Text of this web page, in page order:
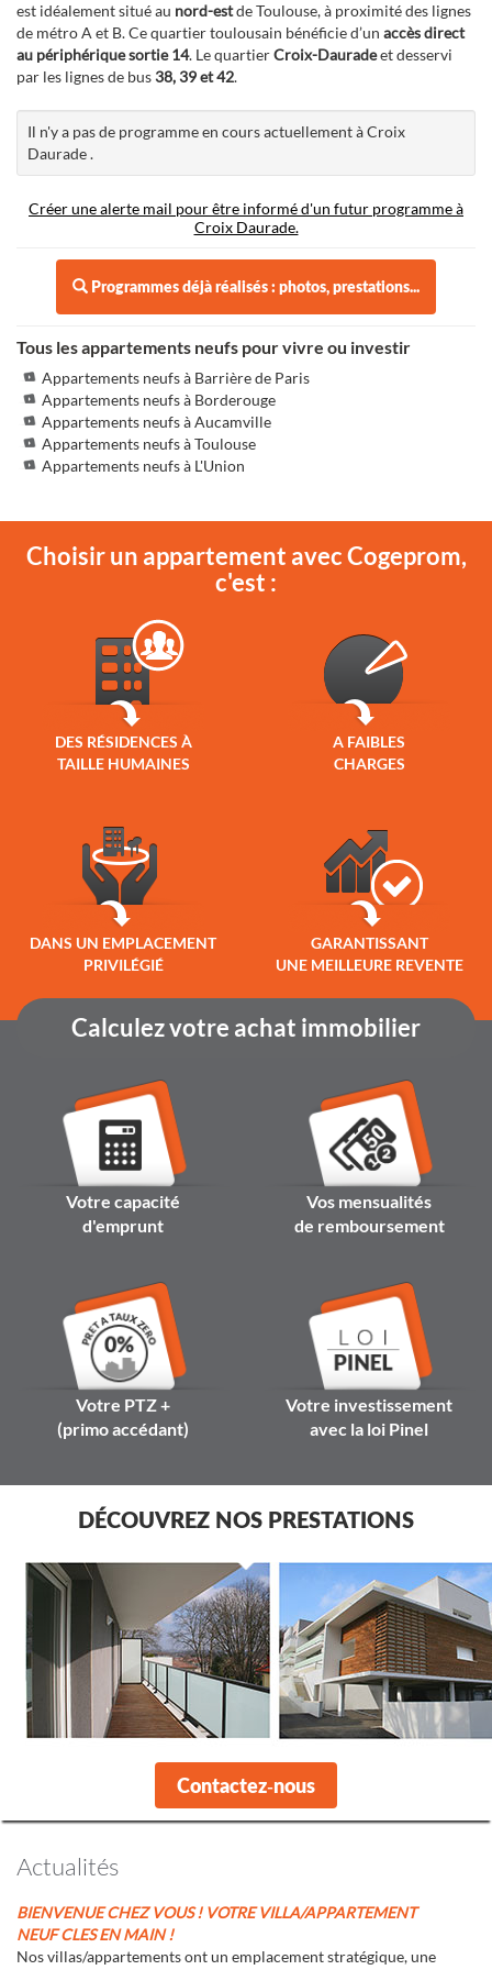
est idéalement situé au nord-estde Toulouse, à proximité des lignes
de métro A et B. Ce quartier toulousain bénéficie d’un accès direct
au périphérique sortie 14. Le quartierCroix-Dauradeet desservi
par les lignes de bus38, 39 et 42.
Il n'y a pas de programme en cours actuellement à Croix
Daurade .
Créer une alerte mail pour être informé d'un futur programme à
Croix Daurade.
Programmes déjà réalisés : photos, prestations...
Tous les appartements neufs pour vivre ou investir
Appartements neufs à Barrière de Paris
Appartements neufs à Borderouge
Appartements neufs à Aucamville
Appartements neufs à Toulouse
Appartements neufs à L'Union
Choisir un appartement avec Cogeprom,
c'est :
DES RÉSIDENCES À
TAILLE HUMAINES
A FAIBLES
CHARGES
DANS UN EMPLACEMENT
PRIVILÉGIÉ
GARANTISSANT
UNE MEILLEURE REVENTE
Calculez votre achat immobilier
Votre capacité
d'emprunt
Vos mensualités
de remboursement
Votre PTZ +
(primo accédant)
Votre investissement
avec la loi Pinel
DÉCOUVREZ NOS PRESTATIONS
Contactez-nous
Actualités
BIENVENUE CHEZ VOUS ! VOTRE VILLA/APPARTEMENT
NEUF CLES EN MAIN !
Nos villas/appartements ont un emplacement stratégique, une